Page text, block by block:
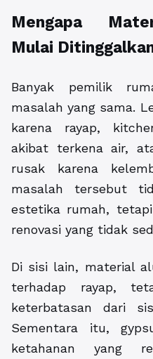
Mengapa
Mulai
Banyak pemilik
masalah yang sama.
karena rayap,
akibat terkena air,
rusak karena
masalah tersebut
estetika rumah,
renovasi yang tidak
Di sisi lain, material
terhadap rayap,
keterbatasan dari
Sementara itu,
ketahanan yang